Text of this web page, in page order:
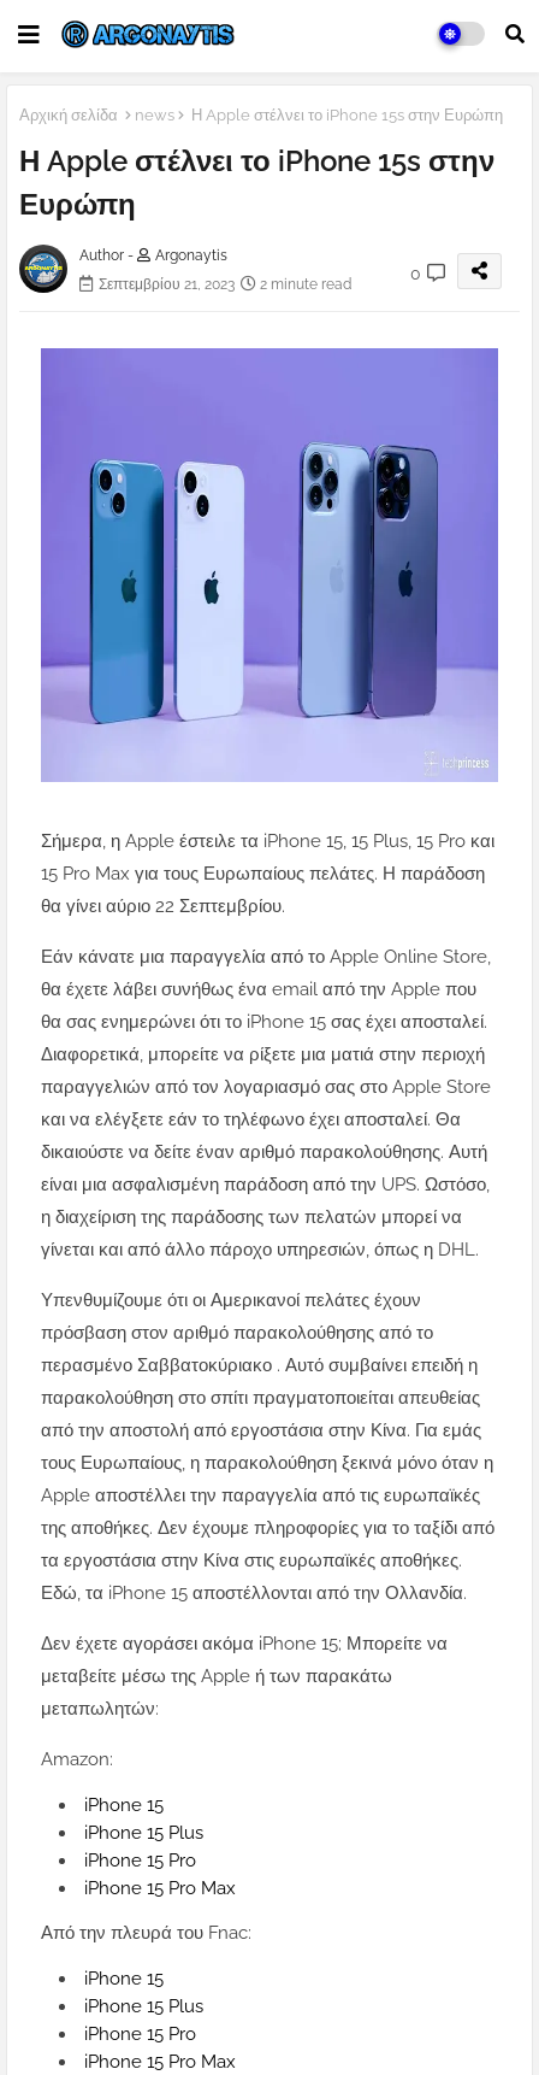
Αρχική σελίδα news Η Apple στέλνει το iPhone 15s στην Ευρώπη
Η Apple στέλνει το iPhone 15s στην
Ευρώπη
Author -
Argonaytis
Σεπτεμβρίου 21, 2023
2 minute read
0
Σήμερα, η Apple έστειλε τα iPhone 15, 15 Plus, 15 Pro και
15 Pro Max για τους Ευρωπαίους πελάτες. Η παράδοση
θα γίνει αύριο 22 Σεπτεμβρίου.
Εάν κάνατε μια παραγγελία από το Apple Online Store,
θα έχετε λάβει συνήθως ένα email από την Apple που
θα σας ενημερώνει ότι το iPhone 15 σας έχει αποσταλεί.
Διαφορετικά, μπορείτε να ρίξετε μια ματιά στην περιοχή
παραγγελιών από τον λογαριασμό σας στο Apple Store
και να ελέγξετε εάν το τηλέφωνο έχει αποσταλεί. Θα
δικαιούστε να δείτε έναν αριθμό παρακολούθησης. Αυτή
είναι μια ασφαλισμένη παράδοση από την UPS. Ωστόσο,
η διαχείριση της παράδοσης των πελατών μπορεί να
γίνεται και από άλλο πάροχο υπηρεσιών, όπως η DHL.
Υπενθυμίζουμε ότι οι Αμερικανοί πελάτες έχουν
πρόσβαση στον αριθμό παρακολούθησης από το
περασμένο Σαββατοκύριακο . Αυτό συμβαίνει επειδή η
παρακολούθηση στο σπίτι πραγματοποιείται απευθείας
από την αποστολή από εργοστάσια στην Κίνα. Για εμάς
τους Ευρωπαίους, η παρακολούθηση ξεκινά μόνο όταν η
Apple αποστέλλει την παραγγελία από τις ευρωπαϊκές
της αποθήκες. Δεν έχουμε πληροφορίες για το ταξίδι από
τα εργοστάσια στην Κίνα στις ευρωπαϊκές αποθήκες.
Εδώ, τα iPhone 15 αποστέλλονται από την Ολλανδία.
Δεν έχετε αγοράσει ακόμα iPhone 15; Μπορείτε να
μεταβείτε μέσω της Apple ή των παρακάτω
μεταπωλητών:
Amazon:
iPhone 15
iPhone 15 Plus
iPhone 15 Pro
iPhone 15 Pro Max
Από την πλευρά του Fnac:
iPhone 15
iPhone 15 Plus
iPhone 15 Pro
iPhone 15 Pro Max